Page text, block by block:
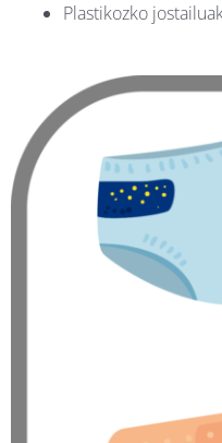
Plastikozko